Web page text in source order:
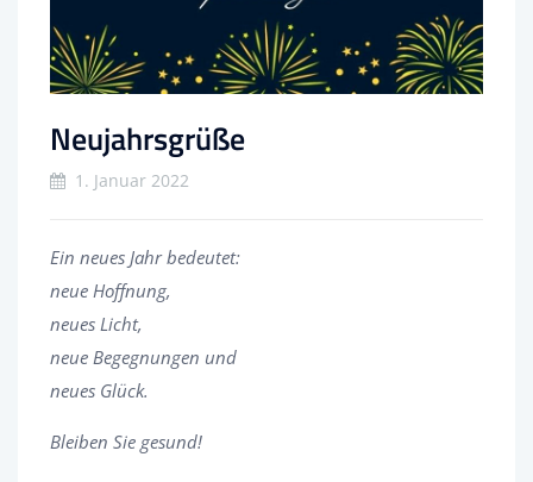
Neujahrsgrüße
1. Januar 2022
Ein neues Jahr bedeutet:
neue Hoffnung,
neues Licht,
neue Begegnungen und
neues Glück.
Bleiben Sie gesund!